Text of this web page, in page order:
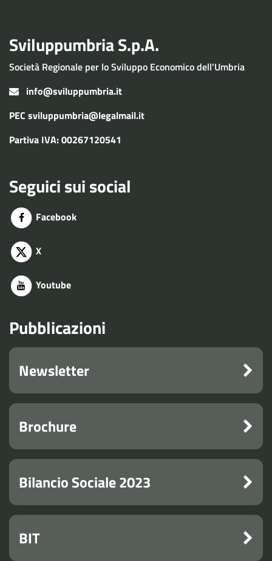
Sviluppumbria S.p.A.
Società Regionale per lo Sviluppo Economico dell'Umbria
info@sviluppumbria.it
PEC sviluppumbria@legalmail.it
Partiva IVA: 00267120541
Seguici sui social
Facebook
X
Youtube
Pubblicazioni
Newsletter
Brochure
Bilancio Sociale 2023
BIT